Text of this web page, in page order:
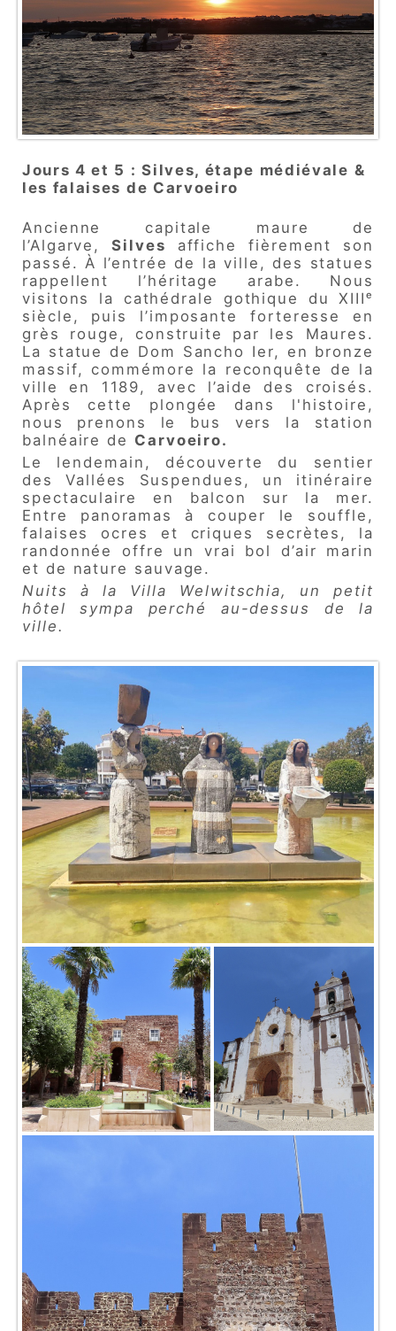
Jours 4 et 5 : Silves, étape médiévale &
les falaises de Carvoeiro
Ancienne capitale maure de
l’Algarve,Silves affiche fièrement son
passé. À l’entrée de la ville, des statues
rappellent l’héritage arabe. Nous
visitons la cathédrale gothique du XIIIᵉ
siècle, puis l’imposante forteresse en
grès rouge, construite par les Maures.
La statue de Dom Sancho Ier, en bronze
massif, commémore la reconquête de la
ville en 1189, avec l’aide des croisés.
Après cette plongée dans l'histoire,
nous prenons le bus vers la station
balnéaire de Carvoeiro.
Le lendemain, découverte du sentier
des Vallées Suspendues, un itinéraire
spectaculaire en balcon sur la mer.
Entre panoramas à couper le souffle,
falaises ocres et criques secrètes, la
randonnée offre un vrai bol d’air marin
et de nature sauvage.
Nuits à la Villa Welwitschia, un petit
hôtel sympa perché au-dessus de la
ville.